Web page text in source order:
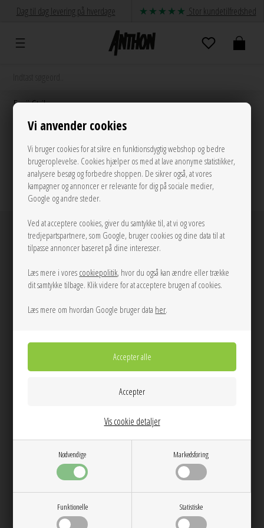
Vi anvender cookies
Vi bruger cookies for at sikre en funktionsdygtig webshop og bedre
brugeroplevelse. Cookies hjælper os med at lave anonyme statistikker,
analysere besøg og forbedre shoppen. De sikrer også, at vores
kampagner og annoncer er relevante for dig på sociale medier,
Google og andre steder.
Ved at acceptere cookies, giver du samtykke til, at vi og vores
tredjepartspartnere, som Google, bruger cookies og dine data til at
tilpasse annoncer baseret på dine interesser.
Læs mere i vores cookiepolitik, hvor du også kan ændre eller trække
dit samtykke tilbage. Klik videre for at acceptere brugen af cookies.
Læs mere om hvordan Google bruger data her.
Nødvendige Markedsføring
Funktionelle Statistiske
Vis cookie detaljer
Dag til dag levering på hverdage Stor kundetilfredshed
Envii Strik
@anthon9900
Anthon ©
Om os
Kontakt
Handelsbetingelser
Persondatapolitik
Webshop by Bewise
Virksomhedsadresse
CVR-nr.: 13 63 69 07
info@anthon.dk
Mød os
Tilmeld dig vores nyhedsbrev
Modtag Eksklusive tilbud, Nyheder & Inspiration
Du kan til enhver tid afmelde dig igen.